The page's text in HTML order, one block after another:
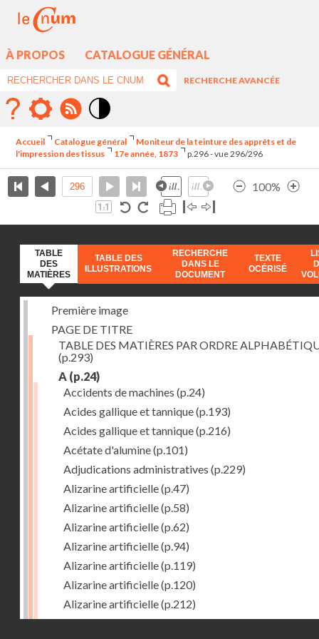
À PROPOS CATALOGUE GÉNÉRAL
RECHERCHE AVANCÉE
élévé
Accueil Catalogue général
Moniteur de la teinture des apprêts et de
l'impression des tissus
17e année, 1873 p.296 - vue 296/296
100%
TABLE
DES
MATIÈRES
TABLE DES
ILLUSTRATIONS
RECHERCHE
DANS LE
DOCUMENT
TEXTE
OCÉRISÉ
Première image
PAGE DE TITRE
TABLE DES MATIÈRES PAR ORDRE
(p.293)
A (p.24)
Accidents de machines (p.24)
Acides gallique et tannique(p.193)
Acides gallique et tannique(p.216)
Acétate d'alumine(p.101)
Adjudications administratives (p.229)
Alizarine artificielle(p.47)
Alizarine artificielle(p.58)
Alizarine artificielle(p.62)
Alizarine artificielle(p.94)
Alizarine artificielle(p.119)
Alizarine artificielle(p.120)
Alizarine artificielle(p.212)
Alizarine artificielle(p.256)